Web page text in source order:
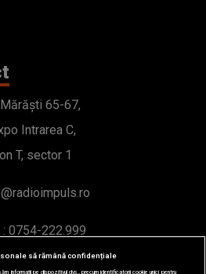
65-67,
Intrarea C,
T, sector 1
: 0754-222.999
0754-222.999
să rămână confidențiale
informații pe dispozitivul dvs., precum identificatorii cookie unici pentru